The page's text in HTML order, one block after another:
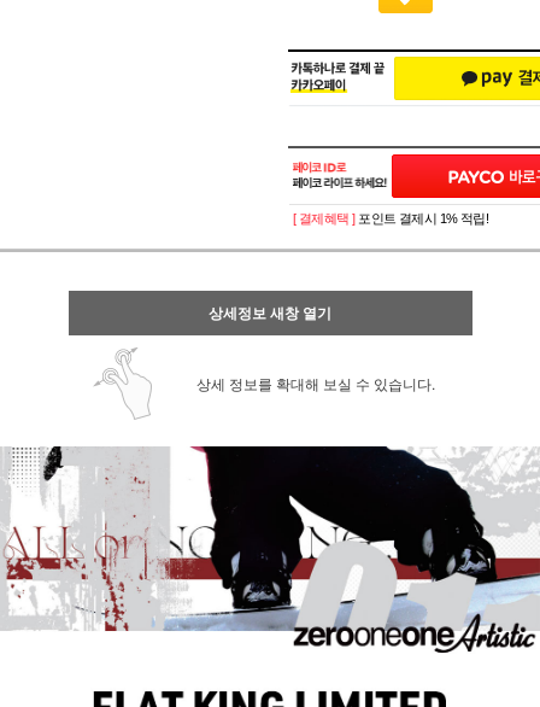
[ 결제혜택 ] 포인트 결제시 1% 적립!
상세정보 새창 열기
상세 정보를 확대해 보실 수 있습니다.